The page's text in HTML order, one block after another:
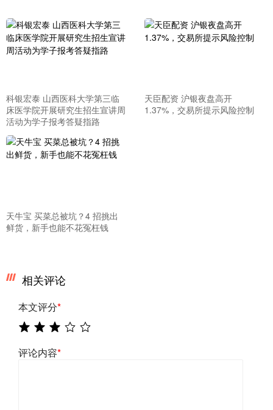
科银宏泰 山西医科大学第三临
床医学院开展研究生招生宣讲周
活动为学子报考答疑指路
天臣配资 沪银夜盘高开
1.37%，交易所提示风险控制
天牛宝 买菜总被坑？4 招挑出
鲜货，新手也能不花冤枉钱
相关评论
本文评分*
评论内容*